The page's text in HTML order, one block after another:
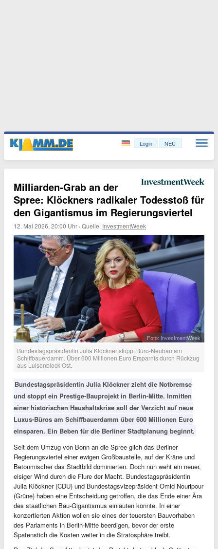
Login NEU
Milliarden-Grab an der
Spree: Klöckners radikaler Todesstoß für
den Gigantismus im Regierungsviertel
12. Mai 2026, 20:00 Uhr ·Quelle: InvestmentWeek
Foto: InvestmentWeek
Bundestagspräsidentin Julia Klöckner stoppt Büro-Neubau am
Schiffbauerdamm. Über 600 Millionen Euro Ersparnis durch Rückzug
aus Luisenblock Ost.
Bundestagspräsidentin Julia Klöckner zieht die Notbremse
und stoppt ein Prestige-Bauprojekt in Berlin-Mitte. Inmitten
einer historischen Haushaltskrise soll der Verzicht auf neue
Luxus-Büros am Schiffbauerdamm über 600 Millionen Euro
einsparen. Ein Beben für die Berliner Stadtplanung beginnt.
Seit dem Umzug von Bonn an die Spree glich das Berliner
Regierungsviertel einer ewigen Großbaustelle, auf der Kräne und
Betonmischer das Stadtbild dominierten. Doch nun weht ein neuer,
eisiger Wind durch die Flure der Macht. Bundestagspräsidentin
Julia Klöckner (CDU) und Bundestagsvizepräsident Omid Nouripour
(Grüne) haben eine Entscheidung getroffen, die das Ende einer Ära
des staatlichen Bau-Gigantismus einläuten könnte. In einer
konzertierten Aktion wollen sie eines der teuersten Bauvorhaben
des Parlaments in Berlin-Mitte beerdigen, bevor der erste
Spatenstich die Kosten weiter in die Stratosphäre treibt.